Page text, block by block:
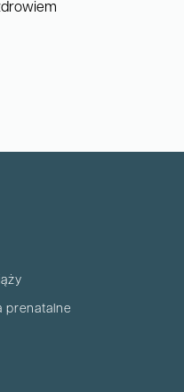
prenatalne